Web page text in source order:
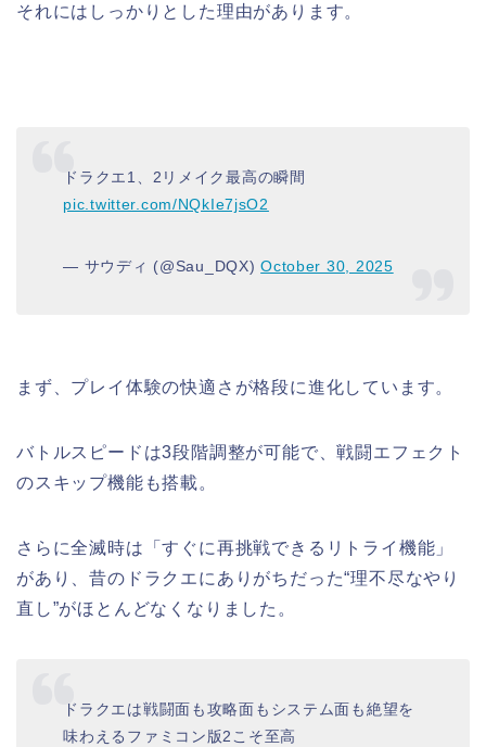
それにはしっかりとした理由があります。
ドラクエ1、2リメイク最高の瞬間
pic.twitter.com/NQkIe7jsO2
— サウディ (@Sau_DQX)October 30, 2025
まず、プレイ体験の快適さが格段に進化しています。
バトルスピードは3段階調整が可能で、戦闘エフェクト
のスキップ機能も搭載。
さらに全滅時は「すぐに再挑戦できるリトライ機能」
があり、昔のドラクエにありがちだった“理不尽なやり
直し”がほとんどなくなりました。
ドラクエは戦闘面も攻略面もシステム面も絶望を
味わえるファミコン版2こそ至高